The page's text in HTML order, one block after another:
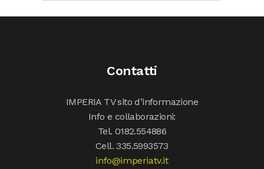
Contatti
IMPERIA TV sito d’informazione
Info e collaborazioni:
Tel. 0182.554886
Cell. 335.5993573
info@imperiatv.it